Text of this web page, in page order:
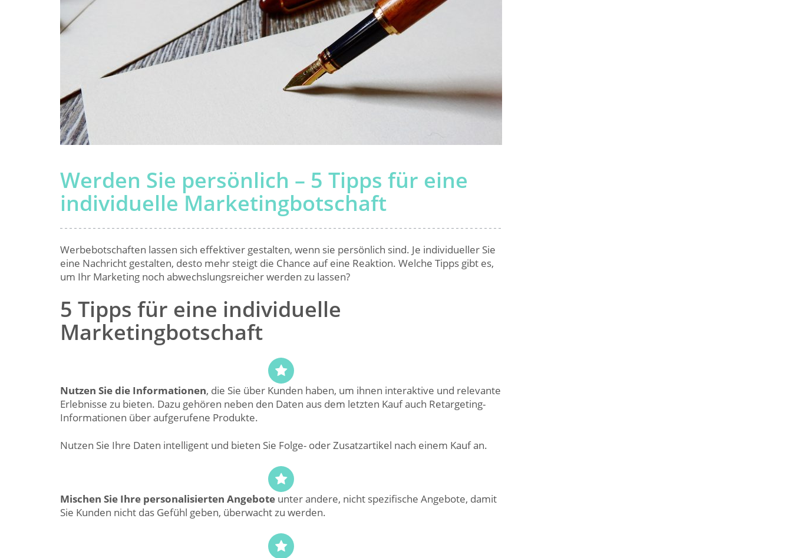
Werden Sie persönlich – 5 Tipps für eine
individuelle Marketingbotschaft
Werbebotschaften lassen sich effektiver gestalten, wenn sie persönlich sind. Je individueller Sie
eine Nachricht gestalten, desto mehr steigt die Chance auf eine Reaktion. Welche Tipps gibt es,
um Ihr Marketing noch abwechslungsreicher werden zu lassen?
5 Tipps für eine individuelle
Marketingbotschaft
Nutzen Sie die Informationen, die Sie über Kunden haben, um ihnen interaktive und relevante
Erlebnisse zu bieten. Dazu gehören neben den Daten aus dem letzten Kauf auch Retargeting-
Informationen über aufgerufene Produkte.
Nutzen Sie Ihre Daten intelligent und bieten Sie Folge- oder Zusatzartikel nach einem Kauf an.
Mischen Sie Ihre personalisierten Angebote unter andere, nicht spezifische Angebote, damit
Sie Kunden nicht das Gefühl geben, überwacht zu werden.